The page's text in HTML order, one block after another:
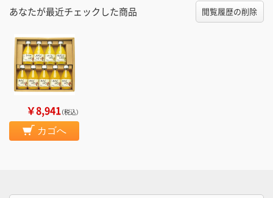
あなたが最近チェックした商品 閲覧履歴の削除
￥8,941（税込）
カゴへ